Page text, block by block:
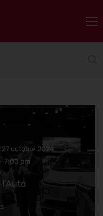
octobre 2024
7:00 pm